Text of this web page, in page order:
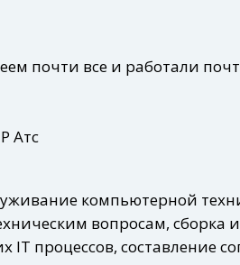
почти все и работали
Атс
компьютерной
вопросам, сборка
процессов, составление